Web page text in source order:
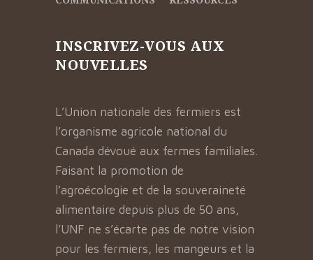
INSCRIVEZ-VOUS AUX
NOUVELLES
L’Union nationale des fermiers est
l’organisme agricole national du
Canada dévoué aux fermes familiales.
Faisant la promotion de
l’agroécologie et de la souveraineté
alimentaire depuis plus de 50 ans,
l’UNF ne s’écarte pas de notre vision
pour les fermiers, les mangeurs et la